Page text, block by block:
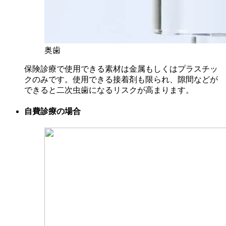
奥歯
保険診療で使用できる素材は金属もしくはプラスチッ
クのみです。使用できる接着剤も限られ、隙間などが
できると二次虫歯になるリスクが高まります。
自費診療の場合